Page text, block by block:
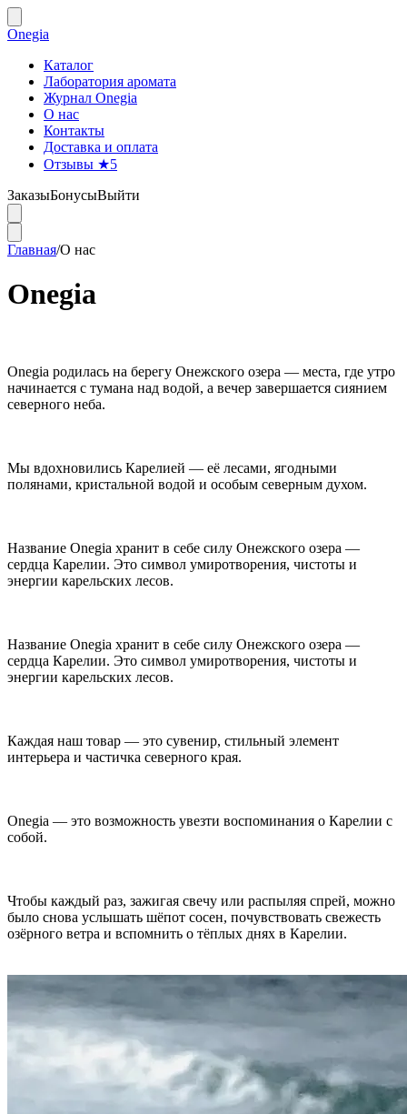
Onegia
Каталог
Лаборатория аромата
Журнал Onegia
О нас
Контакты
Доставка и оплата
Отзывы ★5
ЗаказыБонусыВыйти
Главная/О нас
Onegia
Onegia родилась на берегу Онежского озера — места, где утро
начинается с тумана над водой, а вечер завершается сиянием
северного неба.
Мы вдохновились Карелией — её лесами, ягодными
полянами, кристальной водой и особым северным духом.
Название Onegia хранит в себе силу Онежского озера —
сердца Карелии. Это символ умиротворения, чистоты и
энергии карельских лесов.
Название Onegia хранит в себе силу Онежского озера —
сердца Карелии. Это символ умиротворения, чистоты и
энергии карельских лесов.
Каждая наш товар — это сувенир, стильный элемент
интерьера и частичка северного края.
Onegia — это возможность увезти воспоминания о Карелии с
собой.
Чтобы каждый раз, зажигая свечу или распыляя спрей, можно
было снова услышать шёпот сосен, почувствовать свежесть
озёрного ветра и вспомнить о тёплых днях в Карелии.